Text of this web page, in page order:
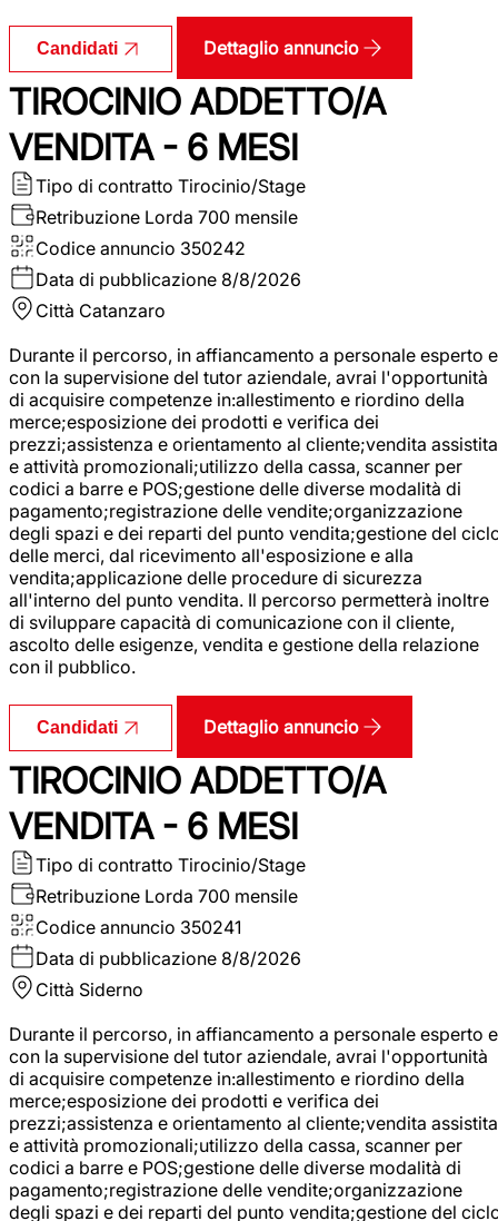
Candidati Dettaglio annuncio
TIROCINIO ADDETTO/A
VENDITA - 6 MESI
Tipo di contratto Tirocinio/Stage
Retribuzione Lorda 700 mensile
Codice annuncio 350242
Data di pubblicazione 8/8/2026
Città Catanzaro
Durante il percorso, in affiancamento a personale esperto e
con la supervisione del tutor aziendale, avrai l'opportunità
di acquisire competenze in:allestimento e riordino della
merce;esposizione dei prodotti e verifica dei
prezzi;assistenza e orientamento al cliente;vendita assistita
e attività promozionali;utilizzo della cassa, scanner per
codici a barre e POS;gestione delle diverse modalità di
pagamento;registrazione delle vendite;organizzazione
degli spazi e dei reparti del punto vendita;gestione del
delle merci, dal ricevimento all'esposizione e alla
vendita;applicazione delle procedure di sicurezza
all'interno del punto vendita. Il percorso permetterà inoltre
di sviluppare capacità di comunicazione con il cliente,
ascolto delle esigenze, vendita e gestione della relazione
con il pubblico.
Candidati Dettaglio annuncio
TIROCINIO ADDETTO/A
VENDITA - 6 MESI
Tipo di contratto Tirocinio/Stage
Retribuzione Lorda 700 mensile
Codice annuncio 350241
Data di pubblicazione 8/8/2026
Città Siderno
Durante il percorso, in affiancamento a personale esperto e
con la supervisione del tutor aziendale, avrai l'opportunità
di acquisire competenze in:allestimento e riordino della
merce;esposizione dei prodotti e verifica dei
prezzi;assistenza e orientamento al cliente;vendita assistita
e attività promozionali;utilizzo della cassa, scanner per
codici a barre e POS;gestione delle diverse modalità di
pagamento;registrazione delle vendite;organizzazione
degli spazi e dei reparti del punto vendita;gestione del